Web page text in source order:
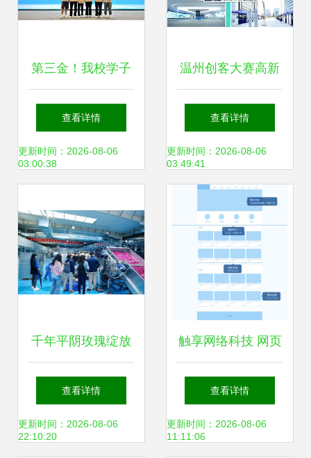
第三金！我校学子
在2025年世界职业
院校技能大赛总决
息技术赛道（高职
组）”斩获金奖，温
务佳绩
查看详情
更新时间：2026-08-06
03:00:38
温州创客大赛高新
区浙南科技城分赛
区圆满收官 “易工
家”项目拔得头筹
查看详情
更新时间：2026-08-06
03:49:41
千年平阴玫瑰绽放
数字新魅力 温州网
络技术的赋能之路
查看详情
更新时间：2026-08-06
22:10:20
触享网络科技 网页
设计全攻略与温州
网络技术服务解析
查看详情
更新时间：2026-08-06
11:11:06